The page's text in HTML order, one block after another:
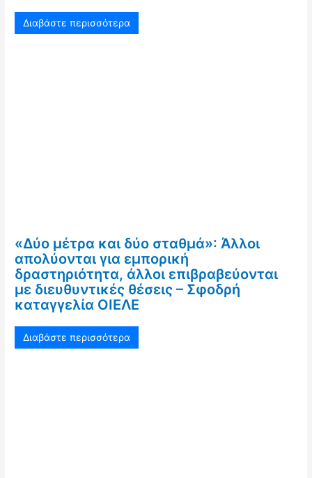
Διαβάστε περισσότερα
«Δύο μέτρα και δύο σταθμά»: Άλλοι
απολύονται για εμπορική
δραστηριότητα, άλλοι επιβραβεύονται
με διευθυντικές θέσεις – Σφοδρή
καταγγελία ΟΙΕΛΕ
Διαβάστε περισσότερα